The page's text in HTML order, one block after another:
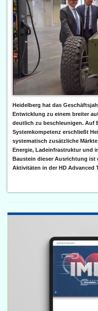
Heidelberg hat das
Entwicklung zu einem breiter
deutlich zu beschleunigen. Auf
Systemkompetenz erschließt
systematisch zusätzliche
Energie, Ladeinfrastruktur und
Baustein dieser Ausrichtung ist
Aktivitäten in der HD Advanced